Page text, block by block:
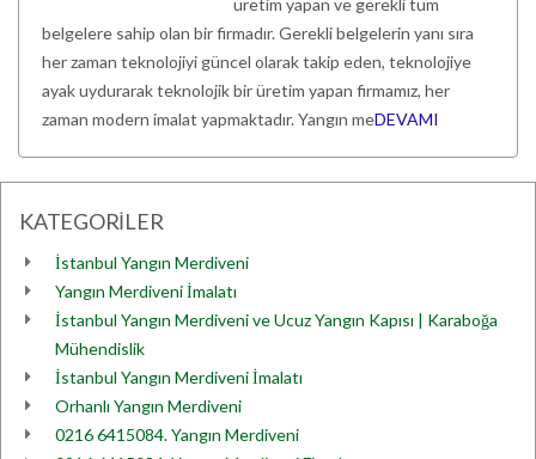
üretim yapan ve gerekli tüm
belgelere sahip olan bir firmadır. Gerekli belgelerin yanı sıra
her zaman teknolojiyi güncel olarak takip eden, teknolojiye
ayak uydurarak teknolojik bir üretim yapan firmamız, her
zaman modern imalat yapmaktadır. Yangın meDEVAMI
KATEGORİLER
İstanbul Yangın Merdiveni
Yangın Merdiveni İmalatı
İstanbul Yangın Merdiveni ve Ucuz Yangın Kapısı | Karaboğa
Mühendislik
İstanbul Yangın Merdiveni İmalatı
Orhanlı Yangın Merdiveni
0216 6415084. Yangın Merdiveni